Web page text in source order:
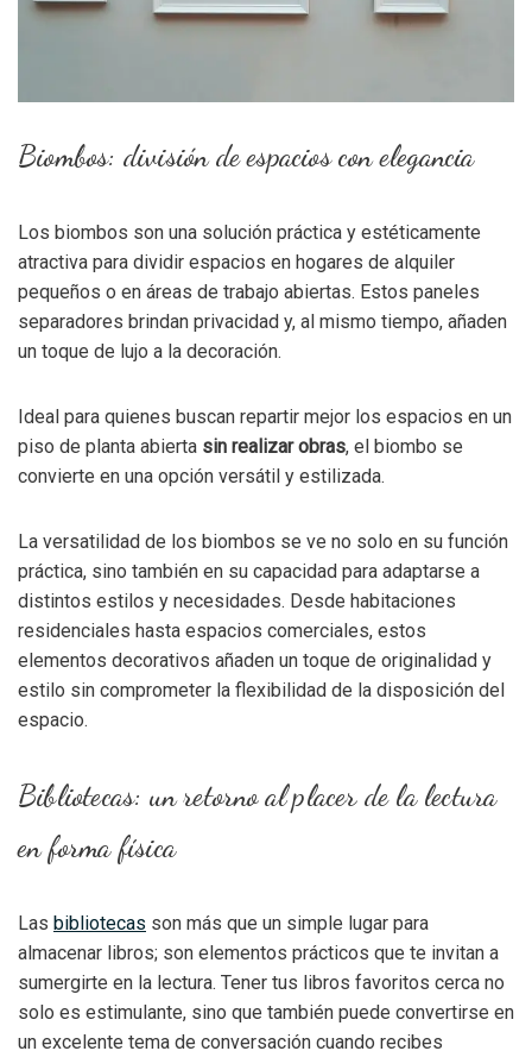
Biombos: división de espacios con elegancia
Los biombos son una solución práctica y estéticamente
atractiva para dividir espacios en hogares de alquiler
pequeños o en áreas de trabajo abiertas. Estos paneles
separadores brindan privacidad y, al mismo tiempo, añaden
un toque de lujo a la decoración.
Ideal para quienes buscan repartir mejor los espacios en un
piso de planta abierta sin realizar obras, el biombo se
convierte en una opción versátil y estilizada.
La versatilidad de los biombos se ve no solo en su función
práctica, sino también en su capacidad para adaptarse a
distintos estilos y necesidades. Desde habitaciones
residenciales hasta espacios comerciales, estos
elementos decorativos añaden un toque de originalidad y
estilo sin comprometer la flexibilidad de la disposición del
espacio.
Bibliotecas: un retorno al placer de la lectura
en forma física
Las bibliotecas son más que un simple lugar para
almacenar libros; son elementos prácticos que te invitan a
sumergirte en la lectura. Tener tus libros favoritos cerca no
solo es estimulante, sino que también puede convertirse en
un excelente tema de conversación cuando recibes